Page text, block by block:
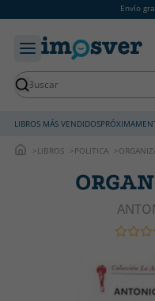
Envío
LIBROS MÁS VENDIDOS
LIBROS POLITICA